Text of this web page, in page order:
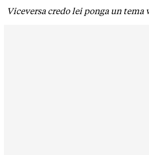
Viceversa credo lei ponga un tema